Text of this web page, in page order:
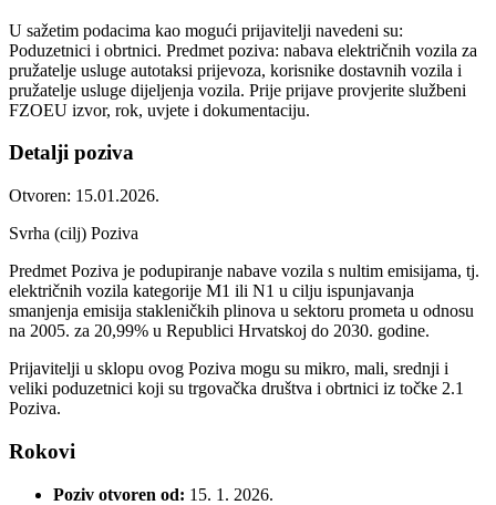
U sažetim podacima kao mogući prijavitelji navedeni su:
Poduzetnici i obrtnici. Predmet poziva: nabava električnih vozila za
pružatelje usluge autotaksi prijevoza, korisnike dostavnih vozila i
pružatelje usluge dijeljenja vozila. Prije prijave provjerite službeni
FZOEU izvor, rok, uvjete i dokumentaciju.
Detalji poziva
Otvoren: 15.01.2026.
Svrha (cilj) Poziva
Predmet Poziva je podupiranje nabave vozila s nultim emisijama, tj.
električnih vozila kategorije M1 ili N1 u cilju ispunjavanja
smanjenja emisija stakleničkih plinova u sektoru prometa u odnosu
na 2005. za 20,99% u Republici Hrvatskoj do 2030. godine.
Prijavitelji u sklopu ovog Poziva mogu su mikro, mali, srednji i
veliki poduzetnici koji su trgovačka društva i obrtnici iz točke 2.1
Poziva.
Rokovi
Poziv otvoren od: 15. 1. 2026.